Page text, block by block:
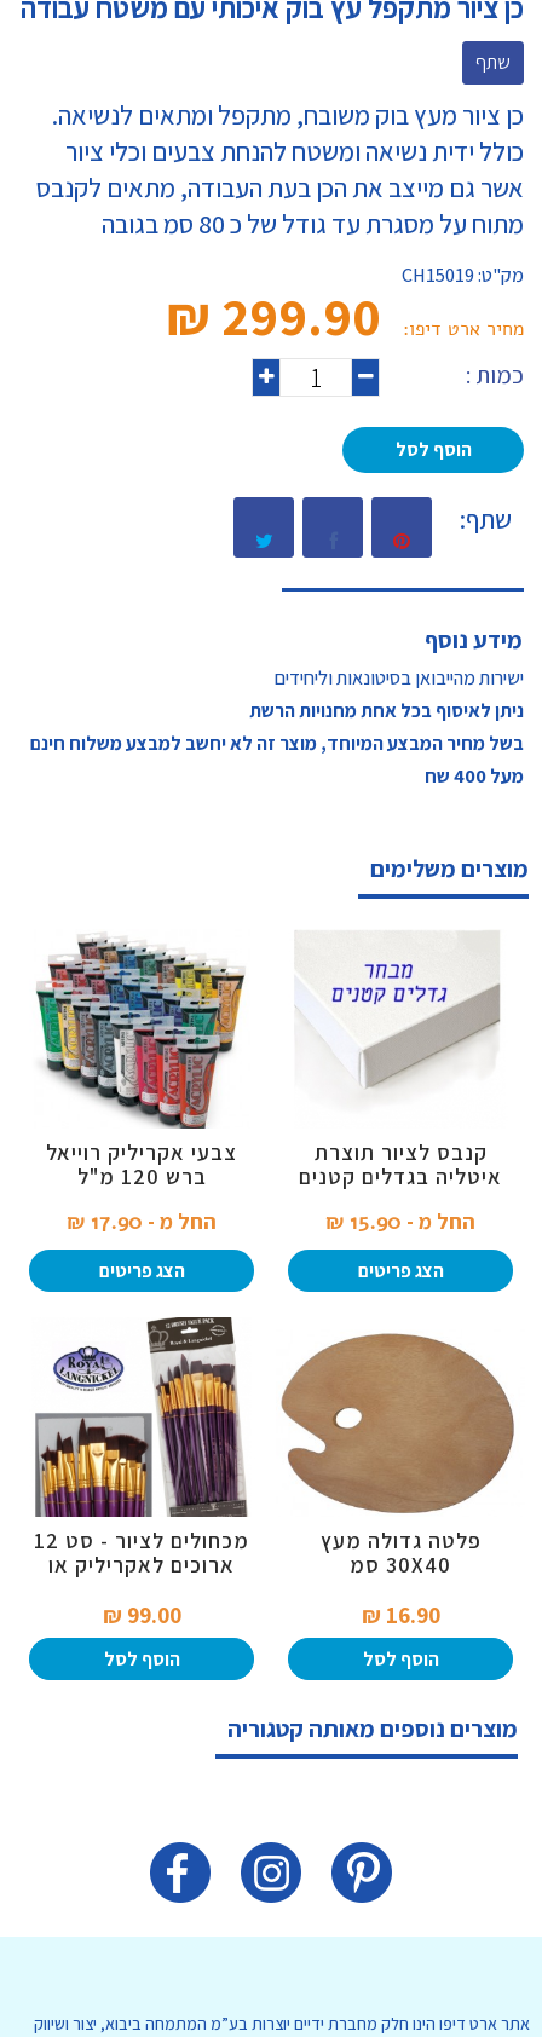
שתף
כן ציור מעץ בוק משובח, מתקפל ומתאים לנשיאה.
כולל ידית נשיאה ומשטח להנחת צבעים וכלי ציור
אשר גם מייצב את הכן בעת העבודה, מתאים לקנבס
מתוח על מסגרת עד גודל של כ 80 סמ בגובה
מק"ט:CH15019
מחיר ארט דיפו: 299.90 ₪‎
כמות :
הוסף לסל
שתף:
מידע נוסף
ישירות מהייבואן בסיטונאות וליחידים
ניתן לאיסוף בכל אחת מחנויות הרשת
בשל מחיר המבצע המיוחד, מוצר זה לא יחשב למבצע משלוח חינם
מעל 400 שח
מוצרים משלימים
קנבס לציור תוצרת
איטליה בגדלים קטנים
החל מ - 15.90 ₪‎
הצג פריטים
צבעי אקריליק רוייאל
ברש 120 מ"ל
החל מ - 17.90 ₪‎
הצג פריטים
פלטה גדולה מעץ
30X40 סמ
16.90 ₪‎
הוסף לסל
מכחולים לציור - סט 12
ארוכים לאקריליק או
99.00 ₪‎
הוסף לסל
מוצרים נוספים מאותה קטגוריה
אתר ארט דיפו הינו חלק מחברת ידיים יוצרות בע”מ המתמחה ביבוא, יצור ושיווק